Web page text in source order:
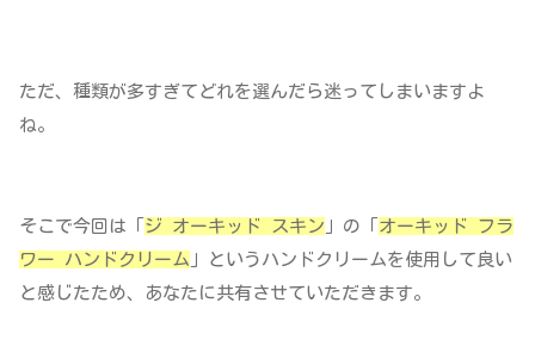
ただ、種類が多すぎてどれを選んだら迷ってしまいますよ
ね。
そこで今回は「 ジ オーキッド スキン 」の「 オーキッド フラ
ワー ハンドクリーム 」というハンドクリームを使用して良い
と感じたため、あなたに共有させていただきます。